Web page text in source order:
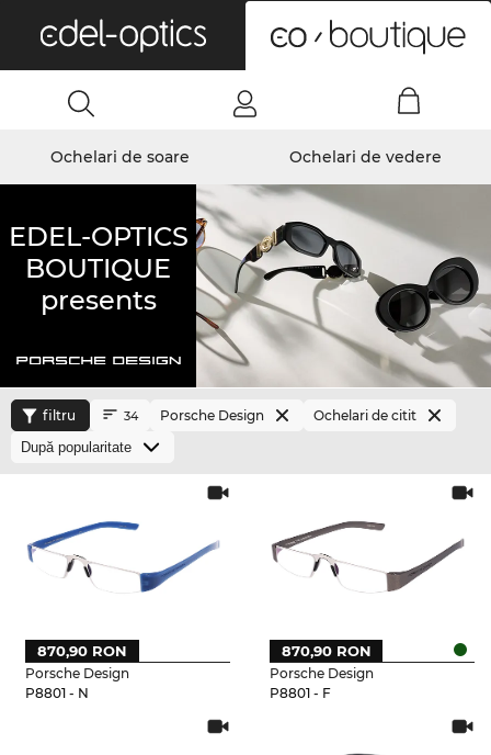
Ochelari de soare Ochelari de vedere
EDEL-OPTICS
BOUTIQUE
presents
filtru 34 Porsche Design Ochelari de citit
Porsche Design
P8801 - N
870,90 RON
Porsche Design
P8801 - F
870,90 RON